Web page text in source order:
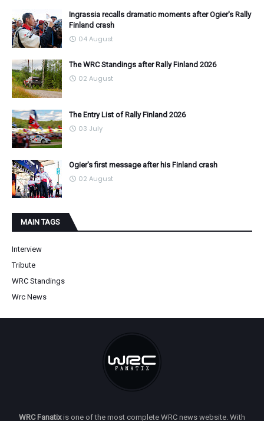
Ingrassia recalls dramatic moments after Ogier's Rally
Finland crash
04 August
The WRC Standings after Rally Finland 2026
02 August
The Entry List of Rally Finland 2026
03 July
Ogier's first message after his Finland crash
02 August
MAIN TAGS
Interview
Tribute
WRC Standings
Wrc News
WRC Fanatixis one of the most complete WRC news website. With